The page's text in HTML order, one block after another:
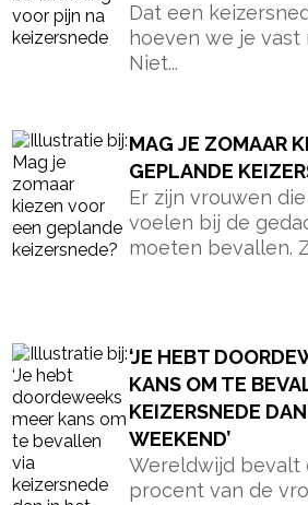
Dat een
hoeven we je
Niet...
MAG JE ZOMAAR
GEPLANDE
Er zijn vrouwen
voelen bij de
moeten bevallen.
‘JE HEBT
KANS OM TE
KEIZERSNEDE
WEEKEND’
Wereldwijd bevalt
procent van de